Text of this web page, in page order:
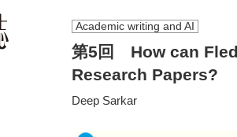
Academic writing and AI
第5回 How can
Research Papers?
Deep Sarkar